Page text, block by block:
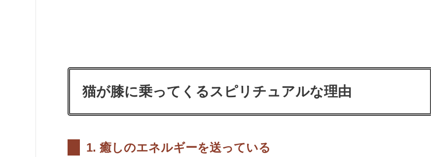
猫が膝に乗ってくるスピリチュアルな理由
1. 癒しのエネルギーを送っている